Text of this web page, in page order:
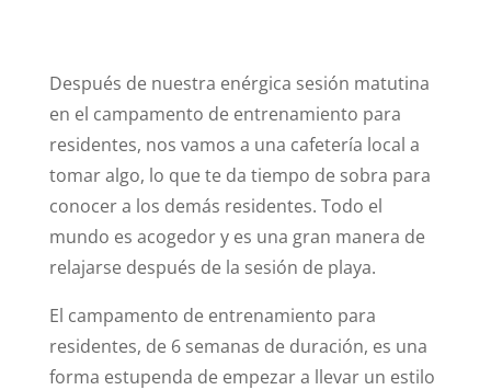
Después de nuestra enérgica sesión matutina
en el campamento de entrenamiento para
residentes, nos vamos a una cafetería local a
tomar algo, lo que te da tiempo de sobra para
conocer a los demás residentes. Todo el
mundo es acogedor y es una gran manera de
relajarse después de la sesión de playa.
El campamento de entrenamiento para
residentes, de 6 semanas de duración, es una
forma estupenda de empezar a llevar un estilo